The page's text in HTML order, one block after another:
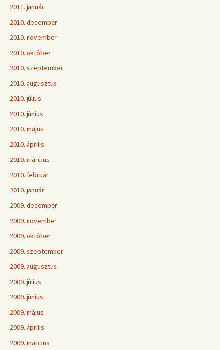
2011. január
2010. december
2010. november
2010. október
2010. szeptember
2010. augusztus
2010. július
2010. június
2010. május
2010. április
2010. március
2010. február
2010. január
2009. december
2009. november
2009. október
2009. szeptember
2009. augusztus
2009. július
2009. június
2009. május
2009. április
2009. március